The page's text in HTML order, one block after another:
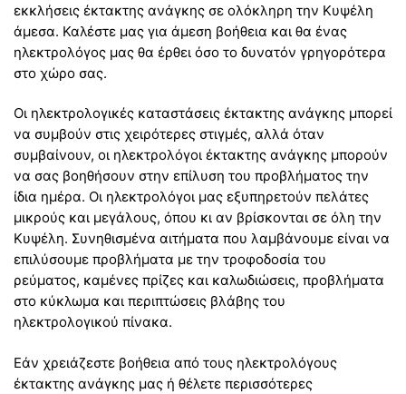
εκκλήσεις έκτακτης ανάγκης σε ολόκληρη την Κυψέλη
άμεσα. Καλέστε μας για άμεση βοήθεια και θα ένας
ηλεκτρολόγος μας θα έρθει όσο το δυνατόν γρηγορότερα
στο χώρο σας.
Οι ηλεκτρολογικές καταστάσεις έκτακτης ανάγκης μπορεί
να συμβούν στις χειρότερες στιγμές, αλλά όταν
συμβαίνουν, οι ηλεκτρολόγοι έκτακτης ανάγκης μπορούν
να σας βοηθήσουν στην επίλυση του προβλήματος την
ίδια ημέρα. Οι ηλεκτρολόγοι μας εξυπηρετούν πελάτες
μικρούς και μεγάλους, όπου κι αν βρίσκονται σε όλη την
Κυψέλη. Συνηθισμένα αιτήματα που λαμβάνουμε είναι να
επιλύσουμε προβλήματα με την τροφοδοσία του
ρεύματος, καμένες πρίζες και καλωδιώσεις, προβλήματα
στο κύκλωμα και περιπτώσεις βλάβης του
ηλεκτρολογικού πίνακα.
Εάν χρειάζεστε βοήθεια από τους ηλεκτρολόγους
έκτακτης ανάγκης μας ή θέλετε περισσότερες